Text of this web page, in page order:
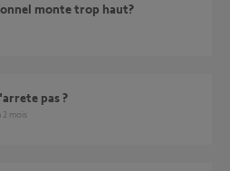
monte trop haut?
pas ?
2 mois